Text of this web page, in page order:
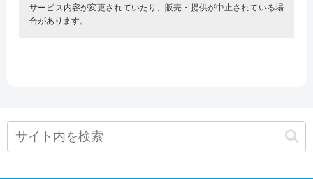
サービス内容が変更されていたり、販売・提供が中止されている場
合があります。